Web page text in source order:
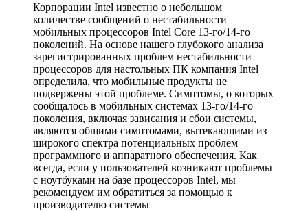
Корпорации Intel известно о небольшом
количестве сообщений о нестабильности
мобильных процессоров Intel Core 13-го/14-го
поколений. На основе нашего глубокого анализа
зарегистрированных проблем нестабильности
процессоров для настольных ПК компания Intel
определила, что мобильные продукты не
подвержены этой проблеме. Симптомы, о которых
сообщалось в мобильных системах 13-го/14-го
поколения, включая зависания и сбои системы,
являются общими симптомами, вытекающими из
широкого спектра потенциальных проблем
программного и аппаратного обеспечения. Как
всегда, если у пользователей возникают проблемы
с ноутбуками на базе процессоров Intel, мы
рекомендуем им обратиться за помощью к
производителю системы